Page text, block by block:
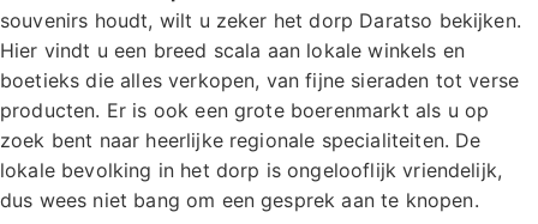
souvenirs houdt, wilt u zeker het dorp Daratso bekijken.
Hier vindt u een breed scala aan lokale winkels en
boetieks die alles verkopen, van fijne sieraden tot verse
producten. Er is ook een grote boerenmarkt als u op
zoek bent naar heerlijke regionale specialiteiten. De
lokale bevolking in het dorp is ongelooflijk vriendelijk,
dus wees niet bang om een gesprek aan te knopen.